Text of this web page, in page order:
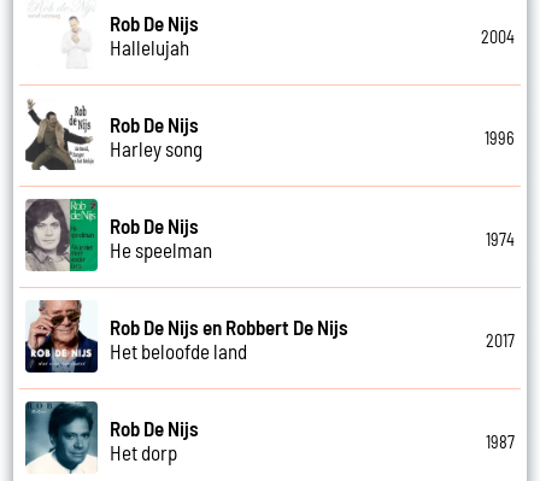
Rob De Nijs
Hallelujah
2004
Rob De Nijs
Harley song
1996
Rob De Nijs
He speelman
1974
Rob De Nijs en Robbert De Nijs
Het beloofde land
2017
Rob De Nijs
Het dorp
1987